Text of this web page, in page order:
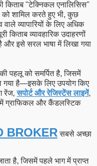
किताब "टेक्निकल एनालिसिस"
को शामिल करते हुए भी, कुछ
व्यापारियों के लिए अधिक
किताब व्यावहारिक उदाहरणों
और इसे सरल भाषा में लिखा गया
पहलू को समर्पित है, जिसमें
गया है—इसके लिए उपयोग किए
रेंज,सपोर्ट और रेजिस्टेंस लाइनें,
ग्राफिकल और कैंडलस्टिक
BROKER सबसे अच्छा
है, जिसमें पहले भाग में प्राप्त